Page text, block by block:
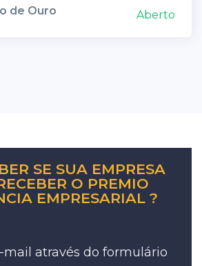
de Ouro Aberto
SE SUA EMPRESA
O PREMIO
EMPRESARIAL ?
mail através do formulário